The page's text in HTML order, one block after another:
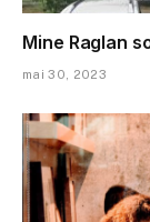
Mine Raglan
mai 30, 2023